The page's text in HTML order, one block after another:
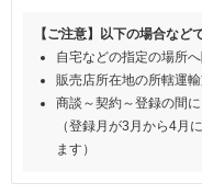
【ご注意】以下の場合など
自宅などの指定の場所
販売店所在地の所轄運
商談～契約～登録の間
（登録月が3月から4月
ます）